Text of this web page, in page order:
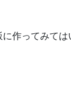
作ってみては